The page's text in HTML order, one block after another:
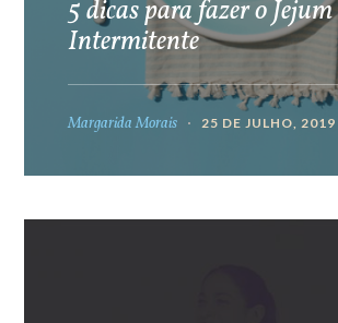
5 dicas para fazer o Jejum
Intermitente
Margarida Morais 25 DE JULHO, 2019